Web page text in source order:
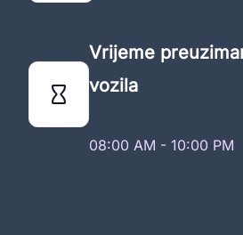
Vrijeme
vozila
08:00 AM - 10:00 PM